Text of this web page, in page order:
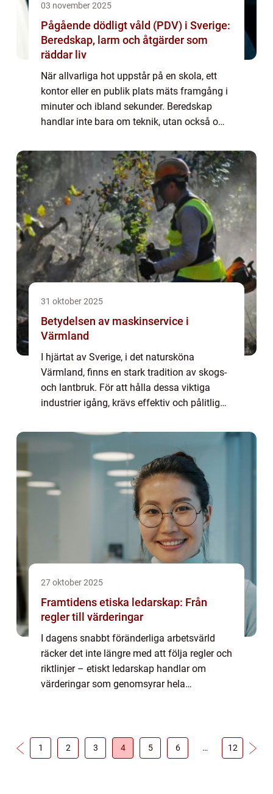
03 november 2025
Pågående dödligt våld (PDV) i Sverige:
Beredskap, larm och åtgärder som
räddar liv
När allvarliga hot uppstår på en skola, ett
kontor eller en publik plats mäts framgång i
minuter och ibland sekunder. Beredskap
handlar inte bara om teknik, utan också om
31 oktober 2025
Betydelsen av maskinservice i
Värmland
I hjärtat av Sverige, i det natursköna
Värmland, finns en stark tradition av skogs-
och lantbruk. För att hålla dessa viktiga
industrier igång, krävs effektiv och pålitlig
27 oktober 2025
Framtidens etiska ledarskap: Från
regler till värderingar
I dagens snabbt föränderliga arbetsvärld
räcker det inte längre med att följa regler och
riktlinjer – etiskt ledarskap handlar om
värderingar som genomsyrar hela
1 2 3 4 5 6 … 12